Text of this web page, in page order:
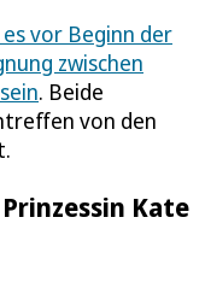
vor Beginn der
zwischen
. Beide
von den
Kate